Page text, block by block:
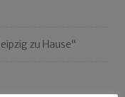
zu Hause“